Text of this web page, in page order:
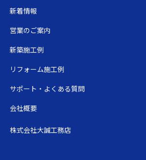
新着情報
営業のご案内
新築施工例
リフォーム施工例
サポート・よくある質問
会社概要
株式会社大誠工務店